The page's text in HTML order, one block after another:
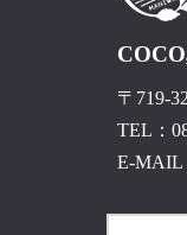
〒719-
TEL：
E-MAIL